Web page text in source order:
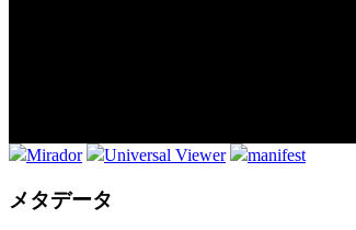
Mirador Universal Viewer manifest
メタデータ